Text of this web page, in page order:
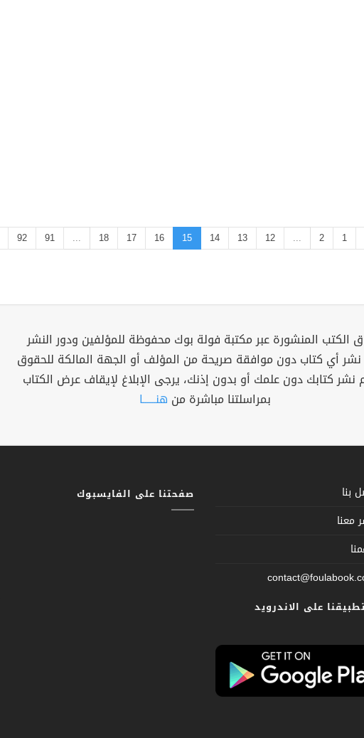
1
2
...
12
13
14
15
16
17
18
...
91
92
الكتب المنشورة عبر مكتبة فولة بوك محفوظة للمؤلفين ودور النشر
نشر أي كتاب دون موافقة صريحة من المؤلف أو الجهة المالكة للحقوق
نشر كتابك دون علمك أو بدون إذنك، يرجى الإبلاغ لإيقاف عرض الكتاب
بمراسلتنا مباشرة من هنــــــا
بنا
معنا
على الاندرويد
صفحتنا على الفايسبوك